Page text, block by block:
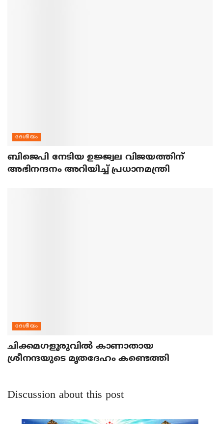
ദേശീയം
ബിജെപി നേടിയ ഉജ്ജ്വല വിജയത്തിന്
അഭിനന്ദനം അറിയിച്ച് പ്രധാനമന്ത്രി
ദേശീയം
ചിക്കമഗളൂരുവില്‍ കാണാതായ
ശ്രീനന്ദയുടെ മൃതദേഹം കണ്ടെത്തി
Discussion about this post